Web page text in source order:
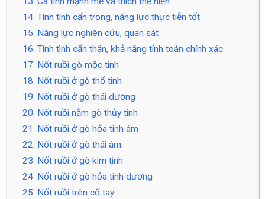
14. Tính tình cẩn trọng, năng lực thực tiễn tốt
15. Năng lực nghiên cứu, quan sát
16. Tính tình cẩn thận, khả năng tính toán chính xác
17. Nốt ruồi gò mộc tinh
18. Nốt ruồi ở gò thổ tinh
19. Nốt ruồi ở gò thái dương
20. Nốt ruồi nằm gò thủy tinh
21. Nốt ruồi ở gò hỏa tinh âm
22. Nốt ruồi ở gò thái âm
23. Nốt ruồi ở gò kim tinh
24. Nốt ruồi ở gò hỏa tinh dương
25. Nốt ruồi trên cổ tay